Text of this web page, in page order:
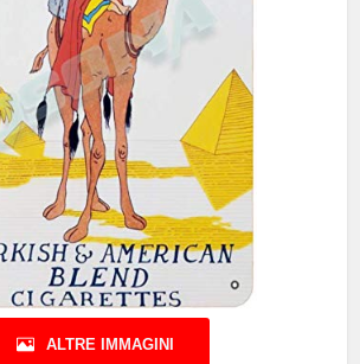
ALTRE IMMAGINI